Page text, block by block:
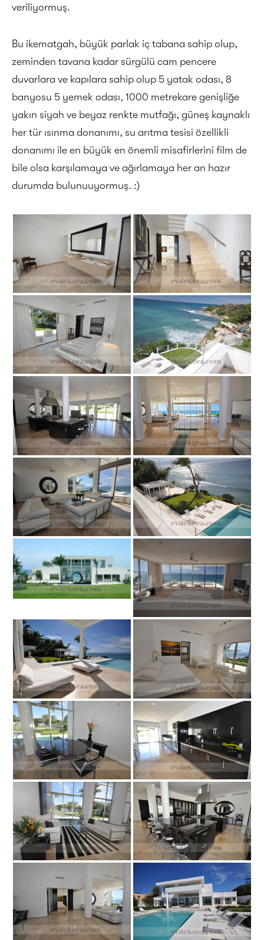
veriliyormuş.
Bu ikematgah, büyük parlak iç tabana sahip olup,
zeminden tavana kadar sürgülü cam pencere
duvarlara ve kapılara sahip olup 5 yatak odası, 8
banyosu 5 yemek odası, 1000 metrekare genişliğe
yakın siyah ve beyaz renkte mutfağı, güneş kaynaklı
her tür ısınma donanımı, su arıtma tesisi özellikli
donanımı ile en büyük en önemli misafirlerini film de
bile olsa karşılamaya ve ağırlamaya her an hazır
durumda bulunuuyormuş. :)